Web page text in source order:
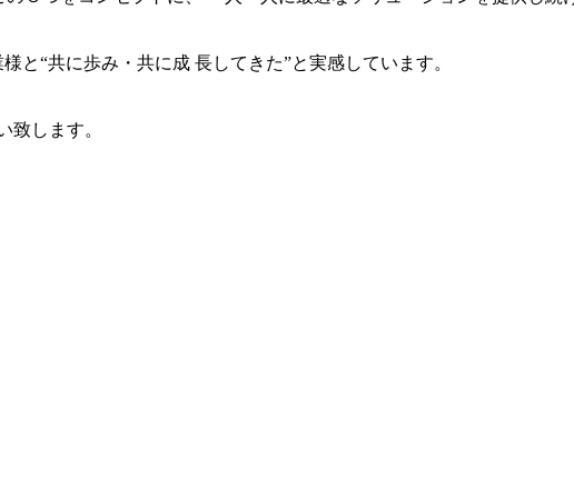
と“共に歩み・共に成 長してきた”と実感しています。
致します。